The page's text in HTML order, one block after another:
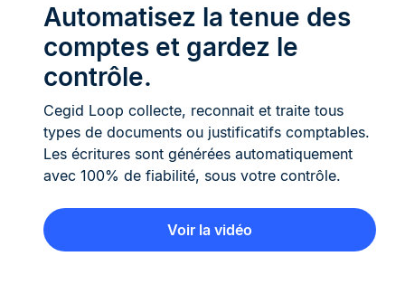
Automatisez la tenue des
comptes et gardez le
contrôle.
Cegid Loop collecte, reconnait et traite tous
types de documents ou justificatifs comptables.
Les écritures sont générées automatiquement
avec 100% de fiabilité, sous votre contrôle.
Voir la vidéo